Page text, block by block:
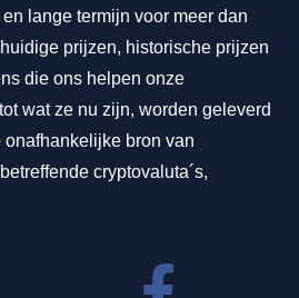
lange termijn voor meer dan
prijzen, historische prijzen
die ons helpen onze
wat ze nu zijn, worden geleverd
bron van
cryptovaluta´s,